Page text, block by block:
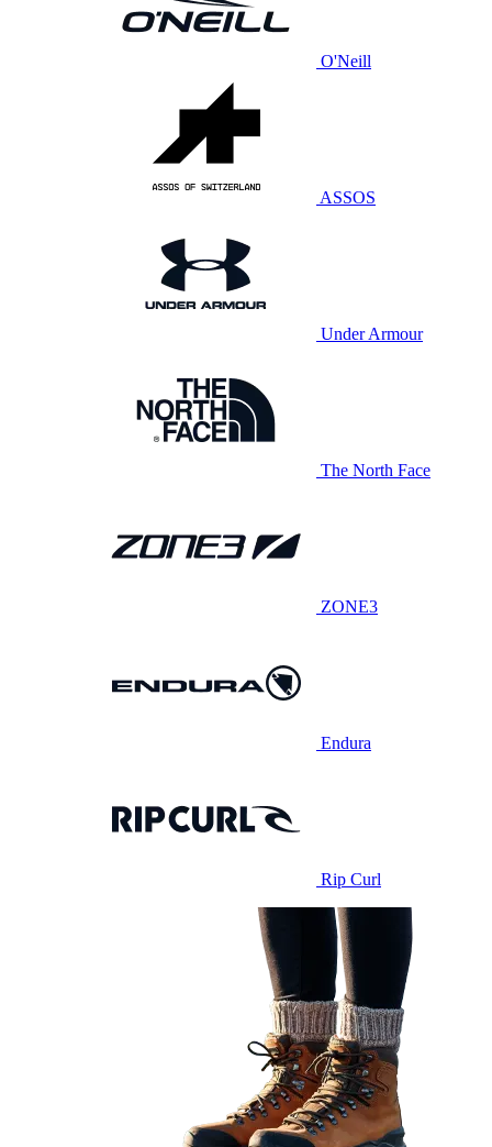
O'Neill
ASSOS
Under Armour
The North Face
ZONE3
Endura
Rip Curl